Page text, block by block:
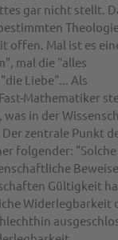
gar nicht stellt.
offen. Mal ist es
mal die "alles
Liebe"... Als
Mathematiker
was in der
zentrale Punkt
folgender: "Solche
Gültigkeit
Widerlegbarkeit